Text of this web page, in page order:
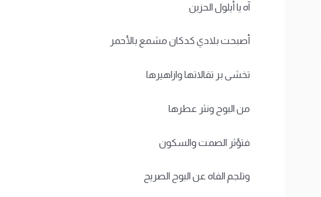
آه يا أيلول الحزين
أصبحت بلادي كدكان مشمع بالأحمر
تخشى بر تقالاتها وازاهيرها
من البوح ونثر عطرها
فتؤثر الصمت والسكون
وتلجم الفاه عن البوح الصريح